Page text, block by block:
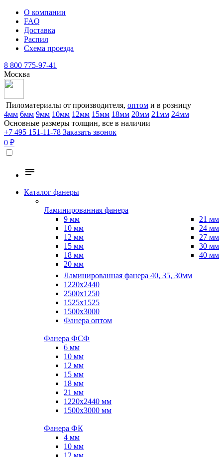
О компании
FAQ
Доставка
Распил
Схема проезда
8 800 775-97-41
Москва
Пиломатериалы от производителя, оптом и в розницу
4мм 6мм 9мм 10мм 12мм 15мм 18мм 20мм 21мм 24мм
Основные размеры толщин, все в наличии
+7 495 151-11-78 Заказать звонок
0 ₽
Каталог фанеры
Ламинированная фанера
9 мм
10 мм
12 мм
15 мм
18 мм
20 мм
21 мм
24 мм
27 мм
30 мм
40 мм
Ламинированная фанера 40, 35, 30мм
1220x2440
2500x1250
1525x1525
1500x3000
Фанера оптом
Фанера ФСФ
6 мм
10 мм
12 мм
15 мм
18 мм
21 мм
1220х2440 мм
1500х3000 мм
Фанера ФК
4 мм
10 мм
12 мм